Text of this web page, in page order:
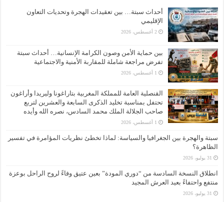
أحداث سبتة… بين تعقيدات الهجرة وتحديات التعاون
الإقليمي
2 أغسطس، 2026
بين حماية الأمن وصون الكرامة الإنسانية… أحداث سبتة
تفرض مراجعة شاملة للمقاربة الأمنية والاجتماعية
1 أغسطس، 2026
القنصلية العامة للمملكة المغربية بتاراغونا وليريدا وأراغون
تحتفل بمناسبة تخليد الذكرى السابعة والعشرين لتربع
صاحب الجلالة الملك محمد السادس، نصره الله وأيده
1 أغسطس، 2026
سبتة والهجرة بين الجغرافيا والسياسة: لماذا تخطئ نظريات المؤامرة في تفسير
الظاهرة؟
31 يوليو، 2026
انطلاق النسخة السادسة من “دوري المودة” بعين عتيق وفاءً لروح الراحل بوعزة
منتفع واحتفاءً بعيد العرش المجيد
31 يوليو، 2026